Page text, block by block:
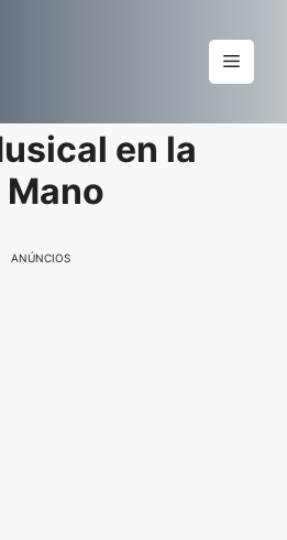
Menu
en la
Mano
ANÚNCIOS